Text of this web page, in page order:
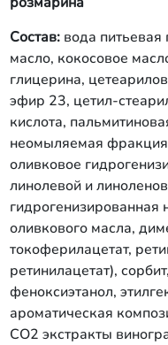
Состав:вода питьевая
масло, кокосовое
глицерина,
эфир 23, цетил-
кислота,
неомыляемая
оливковое
линолевой и
оливкового масла,
токоферилацетат,
ретинилацетат),
феноксиэтанол,
ароматическая
СО2 экстракты